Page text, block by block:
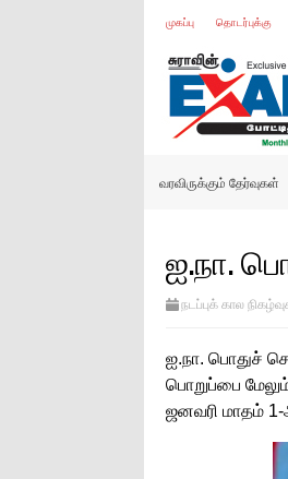
முகப்பு தொடர்புக்கு
வரவிருக்கும் தேர்வுகள்
ஐ.நா.
நடப்புக் கால
ஐ.நா. பொதுச்
பொறுப்பை
ஜனவரி மாதம்